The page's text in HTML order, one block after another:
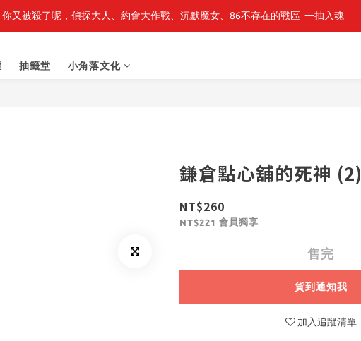
最新開賣🔥「全知讀者視角」 周邊商品
你又被殺了呢，偵探大人、約會大作戰、沉默魔女、86不存在的戰區  一抽入魂
抽籤堂 小角落文化
鎌倉點心舖的死神 (2)
NT$260
NT$221 會員獨享
售完
貨到通知我
加入追蹤清單